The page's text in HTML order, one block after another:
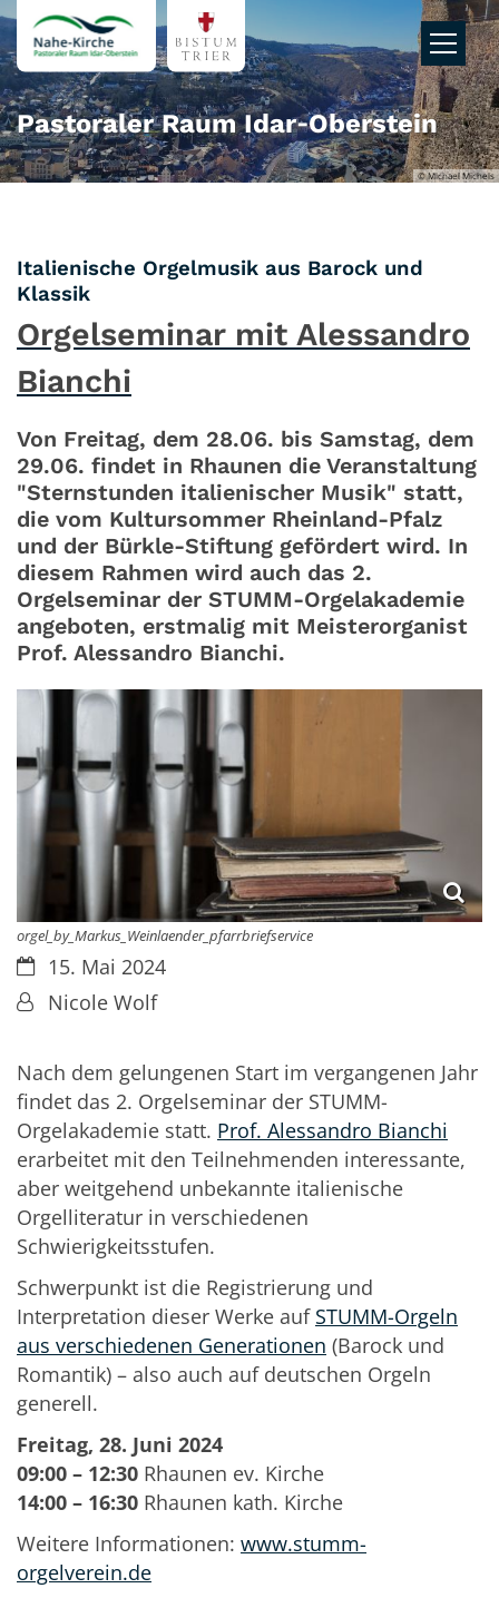
Zum Inhalt springen
© Michael Michels
Pastoraler Raum Idar‑Oberstein
Italienische Orgelmusik aus Barock und
Klassik:
Orgelseminar mit Alessandro
Bianchi
Von Freitag, dem 28.06. bis Samstag, dem
29.06. findet in Rhaunen die Veranstaltung
"Sternstunden italienischer Musik" statt,
die vom Kultursommer Rheinland-Pfalz
und der Bürkle-Stiftung gefördert wird. In
diesem Rahmen wird auch das 2.
Orgelseminar der STUMM-Orgelakademie
angeboten, erstmalig mit Meisterorganist
Prof. Alessandro Bianchi.
orgel_by_Markus_Weinlaender_pfarrbriefservice
Datum:15. Mai 2024
Von:Nicole Wolf
Nach dem gelungenen Start im vergangenen Jahr
findet das 2. Orgelseminar der STUMM-
Orgelakademie statt. Prof. Alessandro Bianchi
erarbeitet mit den Teilnehmenden interessante,
aber weitgehend unbekannte italienische
Orgelliteratur in verschiedenen
Schwierigkeitsstufen.
Schwerpunkt ist die Registrierung und
Interpretation dieser Werke auf STUMM-Orgeln
aus verschiedenen Generationen (Barock und
Romantik) – also auch auf deutschen Orgeln
generell.
Freitag, 28. Juni 2024
09:00 – 12:30 Rhaunen ev. Kirche
14:00 – 16:30 Rhaunen kath. Kirche
Weitere Informationen: www.stumm-
orgelverein.de